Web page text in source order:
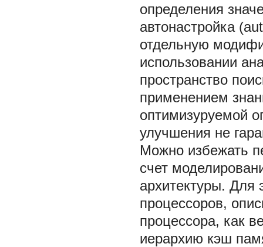
определения
автонастройка
отдельную
использовании
пространство
применением
оптимизуруемой
улучшения не
Можно избежать
счет
архитектуры. Для
процессоров,
процессора, как
иерархию кэш